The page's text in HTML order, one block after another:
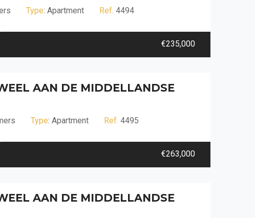
Type: Apartment Ref. 4494
€235,000
AAN DE MIDDELLANDSE
Type: Apartment Ref. 4495
€263,000
AAN DE MIDDELLANDSE